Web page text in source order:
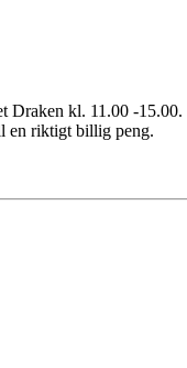
Draken kl. 11.00 -15.00.
en riktigt billig peng.